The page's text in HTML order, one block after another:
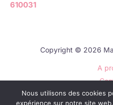
610031
Copyright © 2026
A
Plan
Nous utilisons des cookies
expérience sur notre site